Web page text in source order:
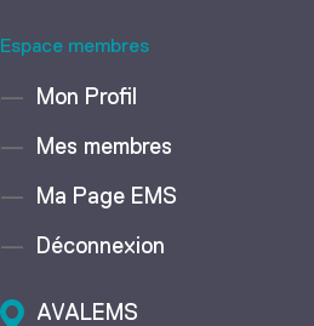
Espace membres
Mon Profil
Mes membres
Ma Page EMS
Déconnexion
AVALEMS